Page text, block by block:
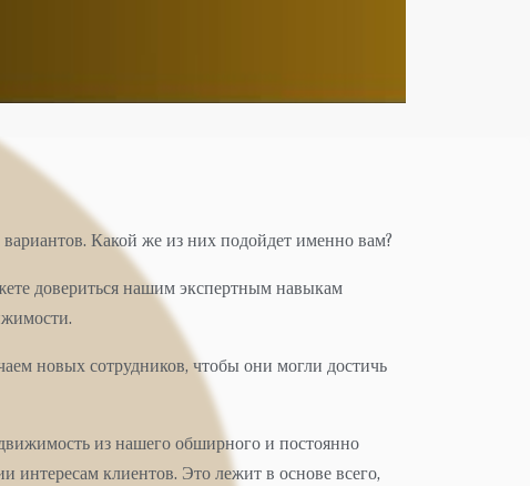
Какой же из них подойдет именно вам?
довериться нашим экспертным навыкам
новых сотрудников, чтобы они могли достичь
из нашего обширного и постоянно
клиентов. Это лежит в основе всего,